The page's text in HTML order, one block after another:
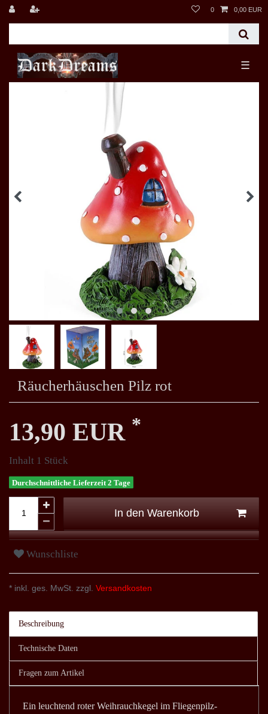
0 0,00 EUR
☰
Räucherhäuschen Pilz rot
13,90 EUR *
Inhalt 1 Stück
Durchschnittliche Lieferzeit 2 Tage
In den Warenkorb
Wunschliste
* inkl. ges. MwSt. zzgl. Versandkosten
Beschreibung
Technische Daten
Fragen zum Artikel
Ein leuchtend roter Weihrauchkegel im Fliegenpilz-